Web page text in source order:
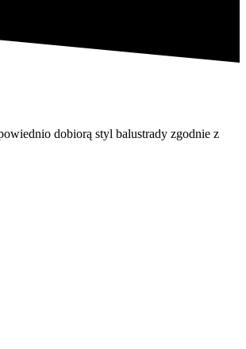
dobiorą styl balustrady zgodnie z